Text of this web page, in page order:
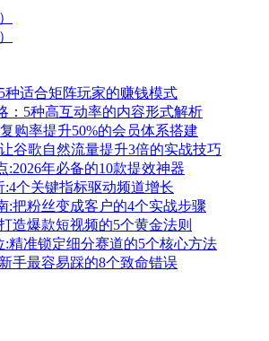
种适合矩阵玩家的赚钱模式
：5种高互动率的内容形式解析
购率提升50%的会员体系搭建
谷歌自然流量提升3倍的实战技巧
:2026年必备的10款提效神器
:4个关键指标驱动频道增长
:把粉丝变成客户的4个实战步骤
造爆款短视频的5个黄金法则
:精准锁定细分赛道的5个核心方法
手最容易踩的8个致命错误